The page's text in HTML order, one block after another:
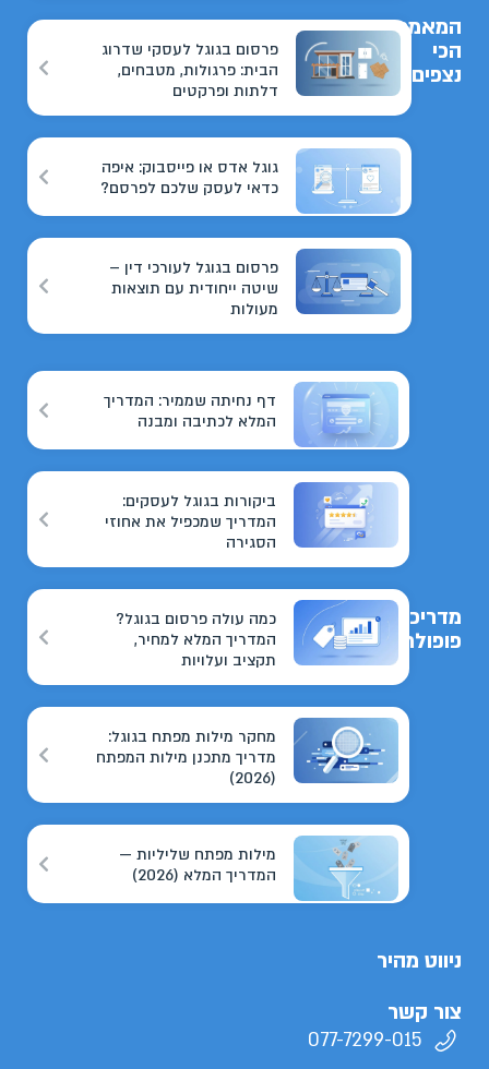
המאמרים
הכי
נצפים
פרסום בגוגל לעסקי שדרוג
הבית: פרגולות, מטבחים,
דלתות ופרקטים
גוגל אדס או פייסבוק: איפה
כדאי לעסק שלכם לפרסם?
פרסום בגוגל לעורכי דין –
שיטה ייחודית עם תוצאות
מעולות
מדריכים
פופולריים
דף נחיתה שממיר: המדריך
המלא לכתיבה ומבנה
ביקורות בגוגל לעסקים:
המדריך שמכפיל את אחוזי
הסגירה
כמה עולה פרסום בגוגל?
המדריך המלא למחיר,
תקציב ועלויות
מחקר מילות מפתח בגוגל:
מדריך מתכנן מילות המפתח
(2026)
מילות מפתח שליליות —
המדריך המלא (2026)
ניווט מהיר
צור קשר
077-7299-015